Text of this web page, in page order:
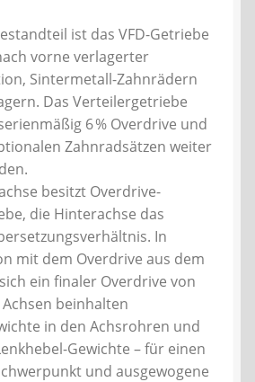
ist das VFD-Getriebe
vorne verlagerter
Sintermetall-Zahnrädern
Das Verteilergetriebe
6 % Overdrive und
Zahnradsätzen weiter
besitzt Overdrive-
die Hinterachse das
In
mit dem Overdrive aus dem
ein finaler Overdrive von
Achsen beinhalten
in den Achsrohren und
Gewichte – für einen
und ausgewogene